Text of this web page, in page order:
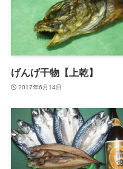
げんげ干物【上乾】
2017年6月14日